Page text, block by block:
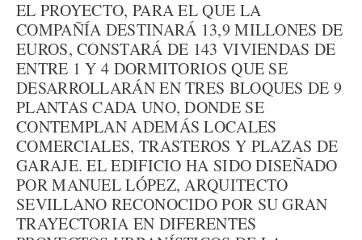
EL PROYECTO, PARA EL QUE LA
COMPAÑÍA DESTINARÁ 13,9 MILLONES DE
EUROS, CONSTARÁ DE 143 VIVIENDAS DE
ENTRE 1 Y 4 DORMITORIOS QUE SE
DESARROLLARÁN EN TRES BLOQUES DE 9
PLANTAS CADA UNO, DONDE SE
CONTEMPLAN ADEMÁS LOCALES
COMERCIALES, TRASTEROS Y PLAZAS DE
GARAJE. EL EDIFICIO HA SIDO DISEÑADO
POR MANUEL LÓPEZ, ARQUITECTO
SEVILLANO RECONOCIDO POR SU GRAN
TRAYECTORIA EN DIFERENTES